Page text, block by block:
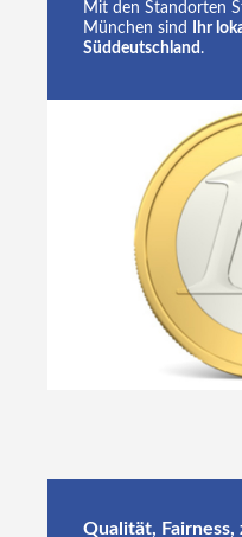
Mit den Standorten
München sind
Ihr
Süddeutschland .
Qualität,